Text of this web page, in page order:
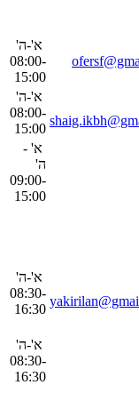
א'-ה'
08:00-
15:00
א'-ה'
08:00-
15:00
א' -
ה'
09:00-
15:00
א'-ה'
08:30-
16:30
א'-ה'
08:30-
16:30